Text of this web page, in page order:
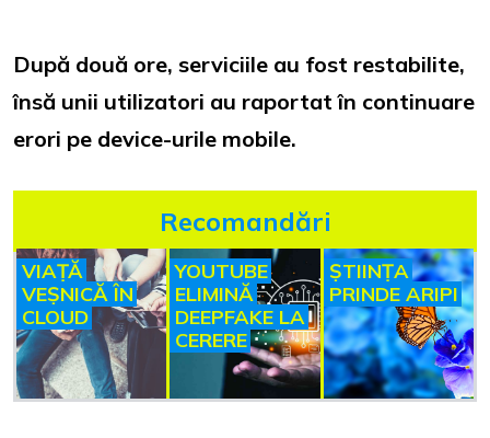
După două ore, serviciile au fost restabilite,
însă unii utilizatori au raportat în continuare
erori pe device-urile mobile.
Recomandări
VIAȚĂ
VEȘNICĂ ÎN
CLOUD
YOUTUBE
ELIMINĂ
DEEPFAKE LA
CERERE
ȘTIINȚA
PRINDE ARIPI